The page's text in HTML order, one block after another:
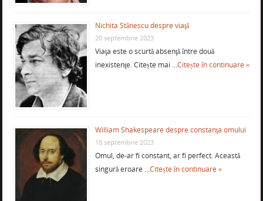
Nichita Stănescu despre viaţă
20 septembrie 2023
Viaţa este o scurtă absenţă între două
inexistenţe. Citește mai …Citește în continuare »
William Shakespeare despre constanţa omului
18 septembrie 2023
Omul, de-ar fi constant, ar fi perfect. Această
singură eroare …Citește în continuare »